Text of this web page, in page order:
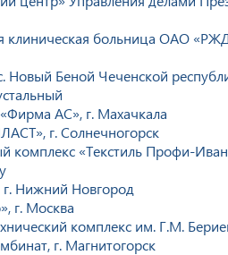
больница ОАО
Беной Чеченской
АС», г. Махачкала
г. Солнечногорск
комплекс «Текстиль Профи-
г. Нижний Новгород
г. Москва
комплекс им. Г.М.
г. Магнитогорск